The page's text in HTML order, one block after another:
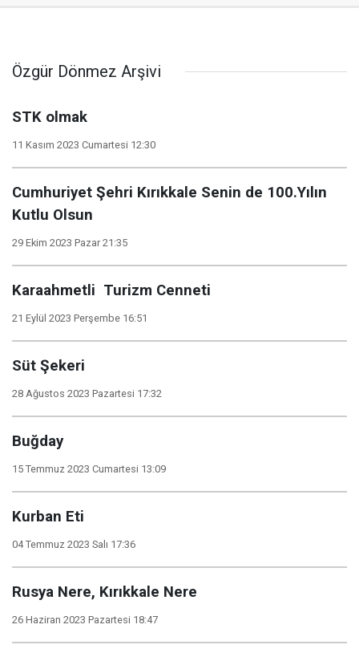
Özgür Dönmez Arşivi
STK olmak
11 Kasım 2023 Cumartesi 12:30
Cumhuriyet Şehri Kırıkkale Senin de 100.Yılın
Kutlu Olsun
29 Ekim 2023 Pazar 21:35
Karaahmetli Turizm Cenneti
21 Eylül 2023 Perşembe 16:51
Süt Şekeri
28 Ağustos 2023 Pazartesi 17:32
Buğday
15 Temmuz 2023 Cumartesi 13:09
Kurban Eti
04 Temmuz 2023 Salı 17:36
Rusya Nere, Kırıkkale Nere
26 Haziran 2023 Pazartesi 18:47